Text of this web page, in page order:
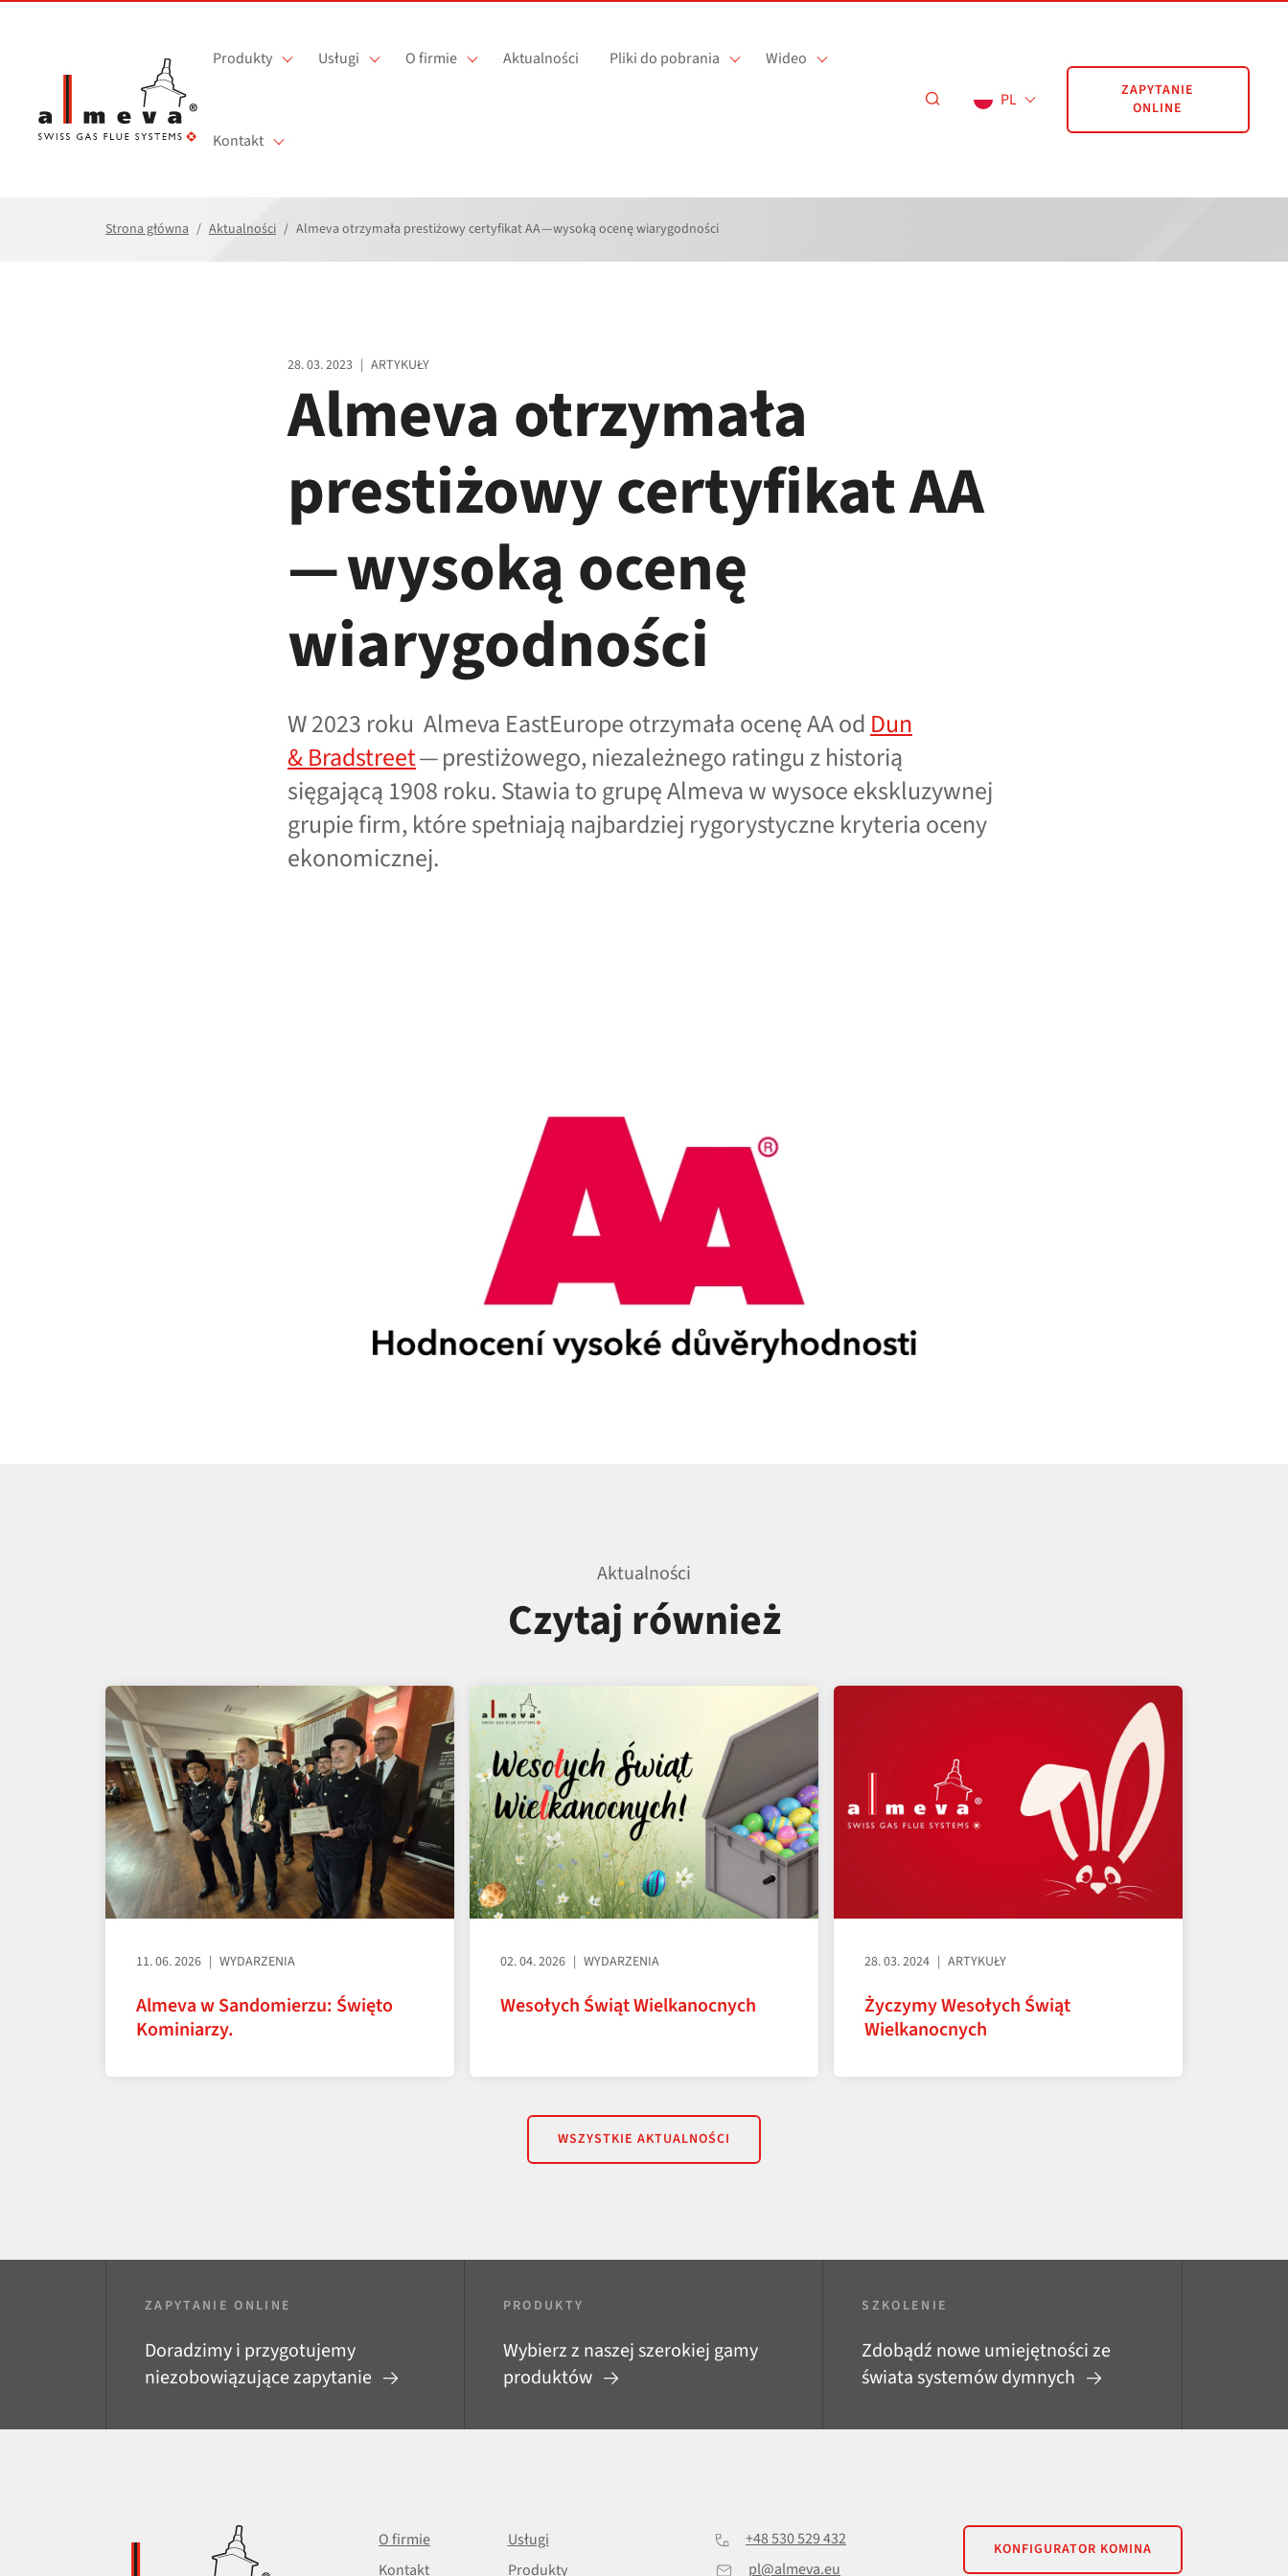
Produkty Usługi O firmie Aktualności Pliki do pobrania Wideo
Kontakt
PL
ZAPYTANIE
ONLINE
Strona główna Aktualności Almeva otrzymała prestiżowy certyfikat AA — wysoką ocenę wiarygodności
28. 03. 2023 | ARTYKUŁY
Almeva otrzymała
prestiżowy certyfikat AA
— wysoką ocenę
wiarygodności
W 2023 roku Almeva EastEurope otrzymała ocenę AA od Dun
&Bradstreet— prestiżowego, niezależnego ratingu z historią
sięgającą 1908 roku. Stawia to grupę Almeva w wysoce ekskluzywnej
grupie firm, które spełniają najbardziej rygorystyczne kryteria oceny
ekonomicznej.
Aktualności
Czytaj również
11. 06. 2026 WYDARZENIA
Almeva w Sandomierzu: Święto
Kominiarzy.
02. 04. 2026 WYDARZENIA
Wesołych Świąt Wielkanocnych
28. 03. 2024 ARTYKUŁY
Życzymy Wesołych Świąt
Wielkanocnych
WSZYSTKIE AKTUALNOŚCI
ZAPYTANIE ONLINE
Doradzimy i przygotujemy
niezobowiązujące zapytanie
PRODUKTY
Wybierz z naszej szerokiej gamy
produktów
SZKOLENIE
Zdobądź nowe umiejętności ze
świata systemów dymnych
O firmie
Usługi
Kontakt
Produkty
+48 530 529 432
pl@almeva.eu
KONFIGURATOR KOMINA